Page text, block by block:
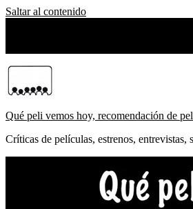
Saltar al contenido
Qué peli vemos hoy, recomendación de
Críticas de películas, estrenos, entrevistas,